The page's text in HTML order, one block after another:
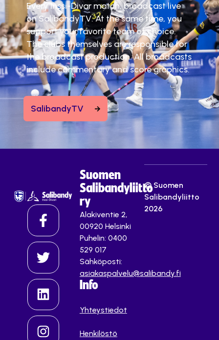
Every Inssi-Divar match, broadcast live
on SalibandyTV. At the same time, you
support your favorite team of choice.
The clubs themselves are responsible for
the broadcast production. All broadcasts
include commentary and score graphics.
SalibandyTV
Suomen
Salibandyliitto
ry
Alakiventie 2,
00920 Helsinki
Puhelin: 0400
529 017
Sähköposti:
asiakaspalvelu@salibandy.fi
Info
Yhteystiedot
Henkilöstö
© Suomen
Salibandyliitto
2026